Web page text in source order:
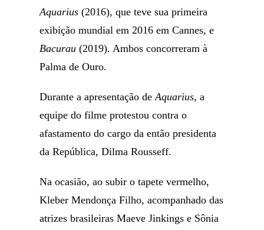
Aquarius (2016), que teve sua primeira
exibição mundial em 2016 em Cannes, e
Bacurau (2019). Ambos concorreram à
Palma de Ouro.
Durante a apresentação deAquarius, a
equipe do filme protestou contra o
afastamento do cargo da então presidenta
da República, Dilma Rousseff.
Na ocasião, ao subir o tapete vermelho,
Kleber Mendonça Filho, acompanhado das
atrizes brasileiras Maeve Jinkings e Sônia